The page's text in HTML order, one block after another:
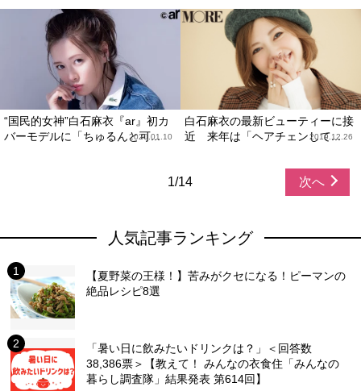
“国民的女神”白石麻衣『ar』初カ
バーモデルに「ちゅるんと可...
2020.01.10
白石麻衣の最新ビューティーに接
近 来年は「ヘアチェンして...
2019.12.26
1/14 次へ
人気記事ランキング
【夏野菜の王様！】苦みがクセになる！ピーマンの
絶品レシピ8選
「暑い日に飲みたいドリンクは？」＜回答数
38,386票＞【教えて！ みんなの衣食住「みんなの
暮らし調査隊」結果発表 第614回】